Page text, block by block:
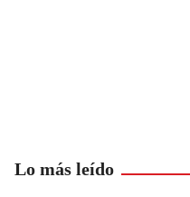
Lo más leído